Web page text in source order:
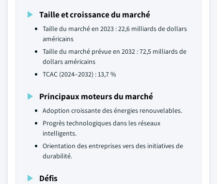
Taille et croissance du marché
Taille du marché en 2023 : 22,6 milliards de dollars
américains
Taille du marché prévue en 2032 : 72,5 milliards de
dollars américains
TCAC (2024–2032) : 13,7 %
Principaux moteurs du marché
Adoption croissante des énergies renouvelables.
Progrès technologiques dans les réseaux
intelligents.
Orientation des entreprises vers des initiatives de
durabilité.
Défis